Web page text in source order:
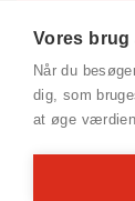
Cookie- og
Vores brug
Når du
dig, som
at øge